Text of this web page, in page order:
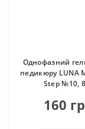
Однофазний
педикюру LUNA
Step №10,
160